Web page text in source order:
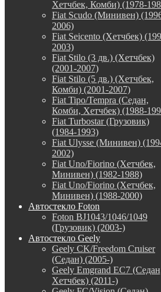
Хетчбек, Комби) (1978-
Fiat Scudo (Минивен)
2006)
Fiat Seicento (Хетчбек)
2003)
Fiat Stilo (3 дв.) (Хетчбек)
(2001-2007)
Fiat Stilo (5 дв.) (Хетчбек,
Комби) (2001-2007)
Fiat Tipo/Tempra (Седан,
Комби, Хетчбек) (1988-
Fiat Turbostar (Грузовик)
(1984-1993)
Fiat Ulysse (Минивен)
2002)
Fiat Uno/Fiorino (Хетчбек,
Минивен) (1982-1988)
Fiat Uno/Fiorino (Хетчбек,
Минивен) (1988-2000)
Автостекло Foton
Foton BJ1043/1046/1049
(Грузовик) (2003-)
Автостекло Geely
Geely CK/Freedom Cruiser
(Седан) (2005-)
Geely Emgrand EC7
Хетчбек) (2011-)